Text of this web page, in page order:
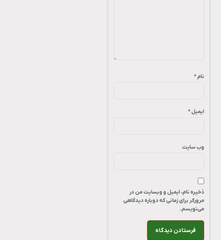
ایمیل*
وب‌ سایت
ذخیره نام، ایمیل و وبسایت من در
مرورگر برای زمانی که دوباره دیدگاهی
می‌نویسم.